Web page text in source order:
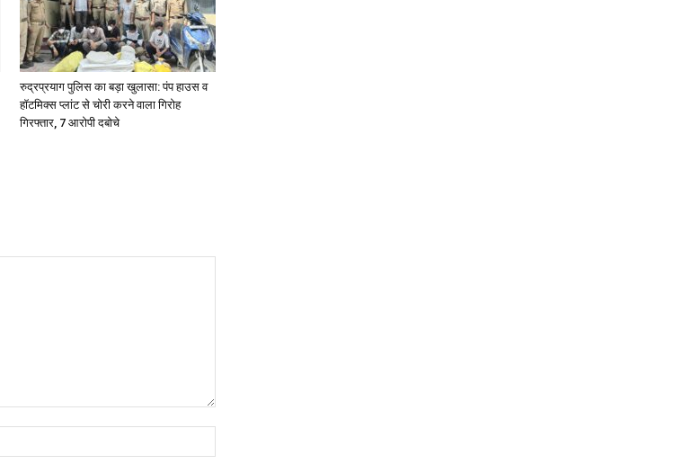
रुद्रप्रयाग पुलिस का बड़ा खुलासा: पंप हाउस व
हॉटमिक्स प्लांट से चोरी करने वाला गिरोह
गिरफ्तार, 7 आरोपी दबोचे